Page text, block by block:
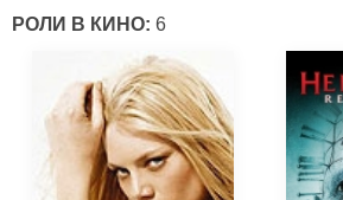
РОЛИ В КИНО: 6